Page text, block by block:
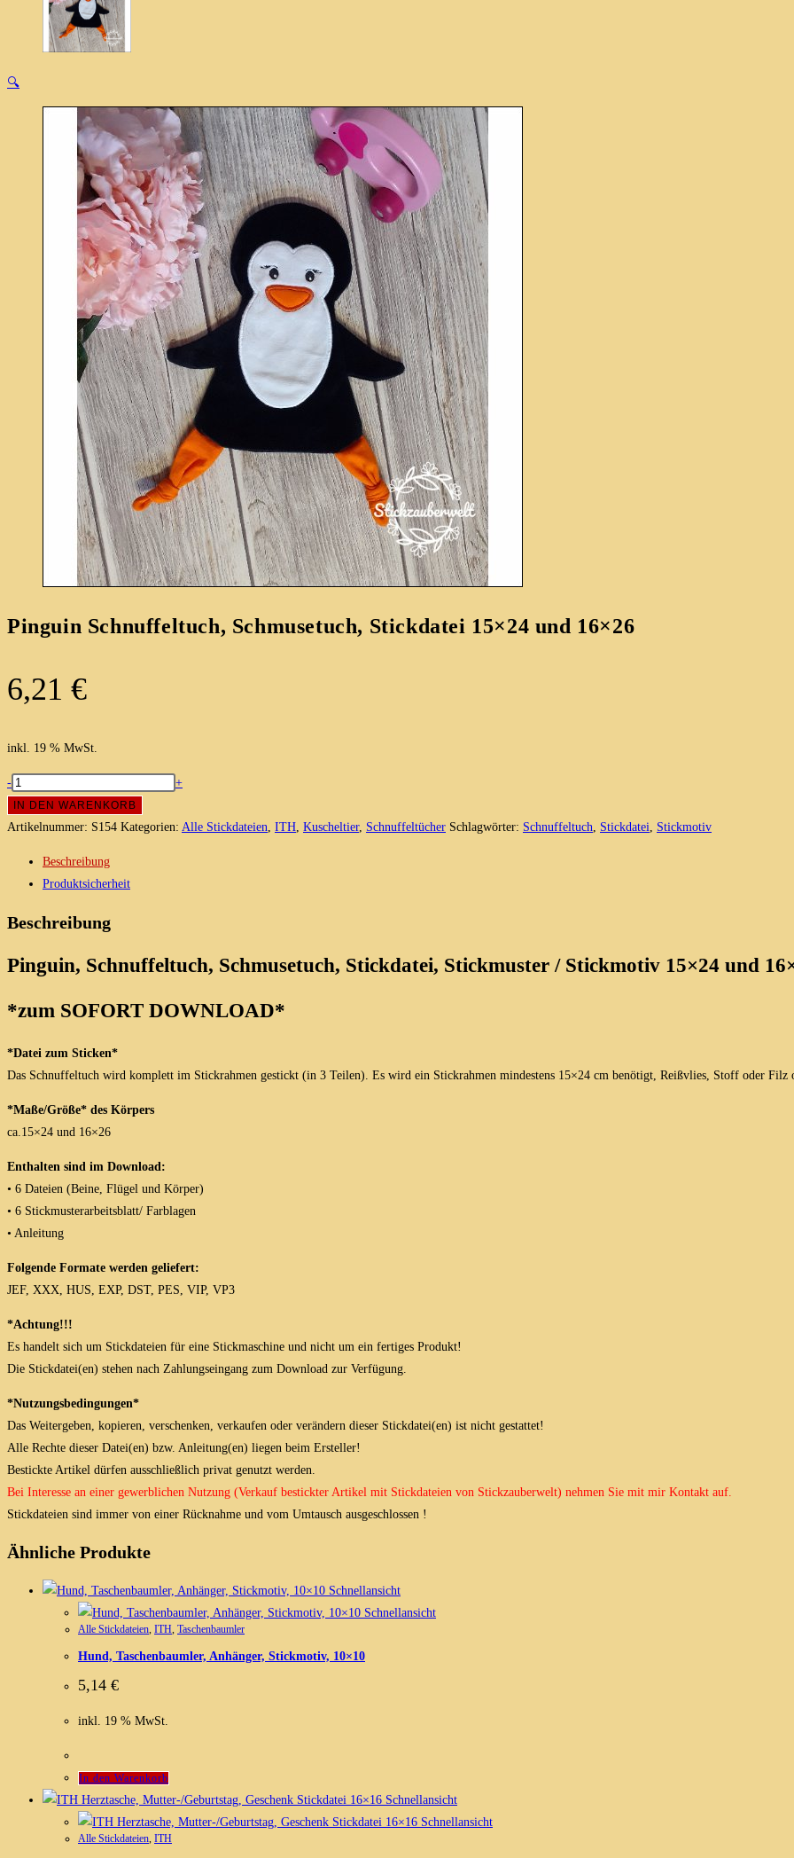
🔍
Pinguin Schnuffeltuch, Schmusetuch, Stickdatei 15×24 und 16×26
6,21 €
inkl. 19 % MwSt.
Pinguin
Schnuffeltuch,
Schmusetuch,
16x26
- +
IN DEN WARENKORB
Artikelnummer: S154 Kategorien: Alle Stickdateien ITH Kuscheltier, Schnuffeltücher Schlagwörter: Schnuffeltuch Stickdatei Stickmotiv
Beschreibung
Produktsicherheit
Beschreibung
Pinguin, Schnuffeltuch, Schmusetuch, Stickdatei, Stickmuster / Stickmotiv 15×24 und
*zum SOFORT DOWNLOAD*
*Datei zum Sticken*
Das Schnuffeltuch wird komplett im Stickrahmen gestickt (in 3 Teilen). Es wird ein Stickrahmen mindestens 15×24 cm benötigt, Reißvlies, Stoff oder Filz
*Maße/Größe* des Körpers
ca.15×24 und 16×26
Enthalten sind im Download:
• 6 Dateien (Beine, Flügel und Körper)
• 6 Stickmusterarbeitsblatt/ Farblagen
• Anleitung
Folgende Formate werden geliefert:
JEF, XXX, HUS, EXP, DST, PES, VIP, VP3
*Achtung!!!
Es handelt sich um Stickdateien für eine Stickmaschine und nicht um ein fertiges Produkt!
Die Stickdatei(en) stehen nach Zahlungseingang zum Download zur Verfügung.
*Nutzungsbedingungen*
Das Weitergeben, kopieren, verschenken, verkaufen oder verändern dieser Stickdatei(en) ist nicht gestattet!
Alle Rechte dieser Datei(en) bzw. Anleitung(en) liegen beim Ersteller!
Bestickte Artikel dürfen ausschließlich privat genutzt werden.
Bei Interesse an einer gewerblichen Nutzung (Verkauf bestickter Artikel mit Stickdateien von Stickzauberwelt) nehmen Sie mit mir Kontakt auf.
Stickdateien sind immer von einer Rücknahme und vom Umtausch ausgeschlossen !
Ähnliche Produkte
Schnellansicht
Schnellansicht
Alle Stickdateien, ITH, Taschenbaumler
Hund, Taschenbaumler, Anhänger, Stickmotiv, 10×10
5,14 €
inkl. 19 % MwSt.
In den Warenkorb
Schnellansicht
Schnellansicht
Alle Stickdateien, ITH